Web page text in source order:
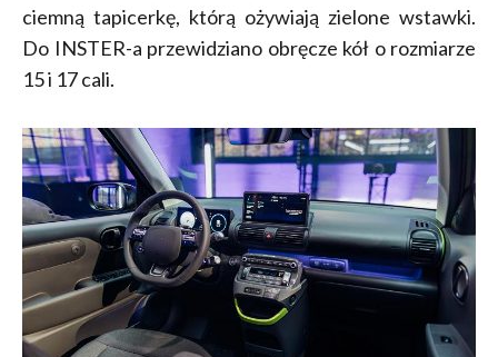
ciemną tapicerkę, którą ożywiają zielone wstawki.
Do INSTER-a przewidziano obręcze kół o rozmiarze
15 i 17 cali.